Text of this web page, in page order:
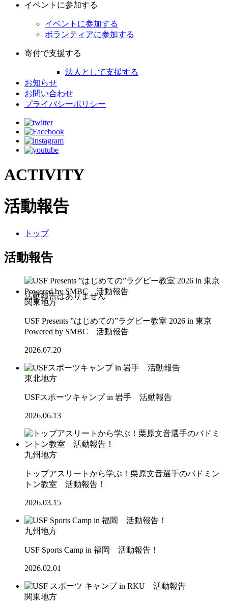
イベントに参加する
イベントに参加する
ボランティアに参加する
寄付で支援する
法人として支援する
お知らせ
お問い合わせ
プライバシーポリシー
ACTIVITY
活動報告
トップ
活動報告
関東地方
USF Presents ”はじめての”ラグビー教室 2026 in 東京
Powered by SMBC 活動報告
2026.07.20
東北地方
USFスポーツキャンプ in 岩手 活動報告
2026.06.13
九州地方
トップアスリートから学ぶ！栗原文音選手のバドミン
トン教室 活動報告！
2026.03.15
九州地方
USF Sports Camp in 福岡 活動報告！
2026.02.01
関東地方